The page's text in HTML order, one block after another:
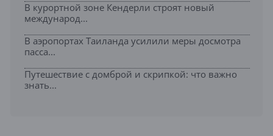
В курортной зоне Кендерли строят новый
международ...
В аэропортах Таиланда усилили меры досмотра
пасса...
Путешествие с домброй и скрипкой: что важно
знать...